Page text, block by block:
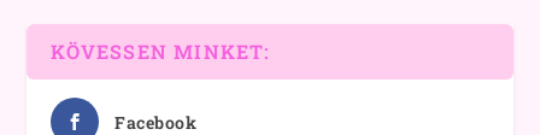
KÖVESSEN MINKET:
Facebook